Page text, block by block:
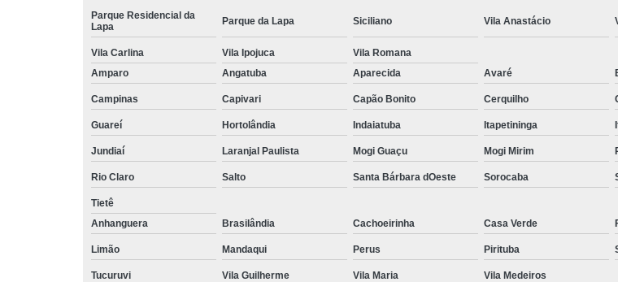
Tratamento
Tratamento do
Parque Residencial da
Lapa
Parque da Lapa Siciliano Vila Anastácio
Vila Carlina Vila Ipojuca
Vila Romana
Amparo
Angatuba Aparecida Avaré
Campinas Capivari Capão Bonito Cerquilho
Guareí Hortolândia Indaiatuba Itapetininga
Jundiaí Laranjal Paulista Mogi Guaçu Mogi Mirim
Rio Claro Salto Santa Bárbara dOeste Sorocaba
Tietê
Anhanguera
Brasilândia Cachoeirinha Casa Verde
Limão Mandaqui Perus Pirituba
Tucuruvi Vila Guilherme Vila Maria
Vila Medeiros